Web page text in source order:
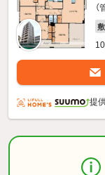
敷
提